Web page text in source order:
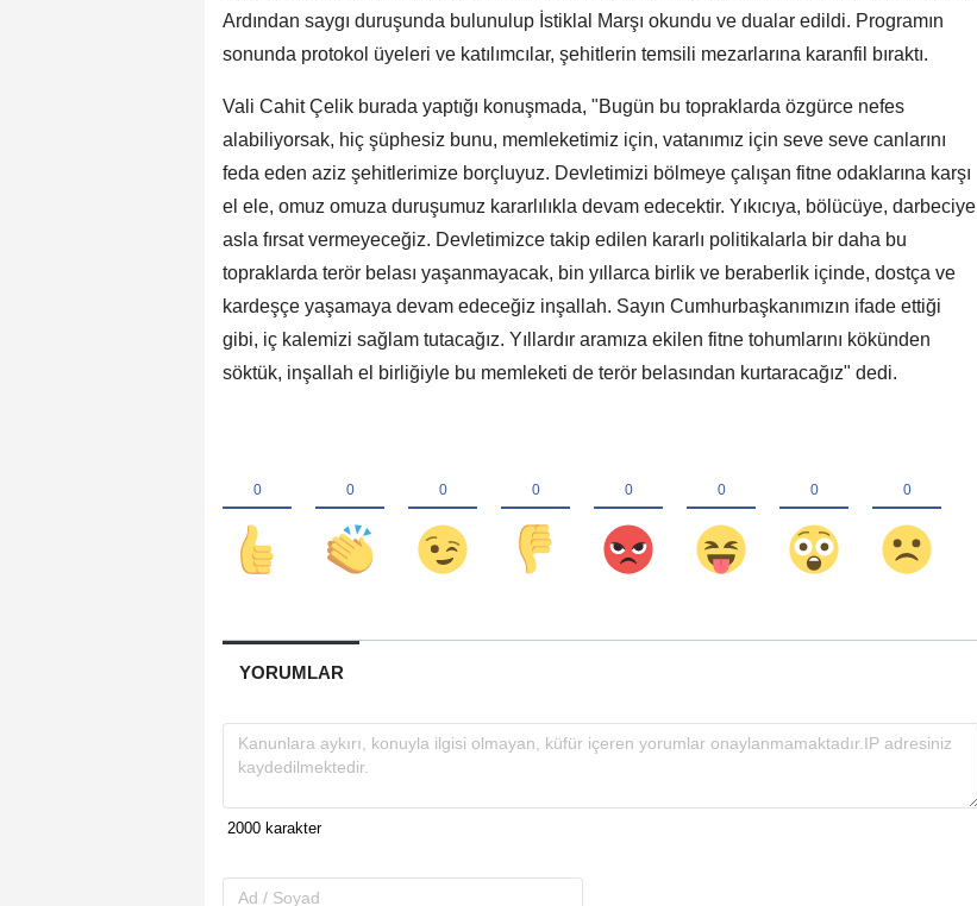
Ardından saygı duruşunda bulunulup İstiklal Marşı okundu ve dualar edildi. Programın
sonunda protokol üyeleri ve katılımcılar, şehitlerin temsili mezarlarına karanfil bıraktı.
Vali Cahit Çelik burada yaptığı konuşmada, "Bugün bu topraklarda özgürce nefes
alabiliyorsak, hiç şüphesiz bunu, memleketimiz için, vatanımız için seve seve canlarını
feda eden aziz şehitlerimize borçluyuz. Devletimizi bölmeye çalışan fitne odaklarına karşı
el ele, omuz omuza duruşumuz kararlılıkla devam edecektir. Yıkıcıya, bölücüye, darbeciye
asla fırsat vermeyeceğiz. Devletimizce takip edilen kararlı politikalarla bir daha bu
topraklarda terör belası yaşanmayacak, bin yıllarca birlik ve beraberlik içinde, dostça ve
kardeşçe yaşamaya devam edeceğiz inşallah. Sayın Cumhurbaşkanımızın ifade ettiği
gibi, iç kalemizi sağlam tutacağız. Yıllardır aramıza ekilen fitne tohumlarını kökünden
söktük, inşallah el birliğiyle bu memleketi de terör belasından kurtaracağız" dedi.
YORUMLAR